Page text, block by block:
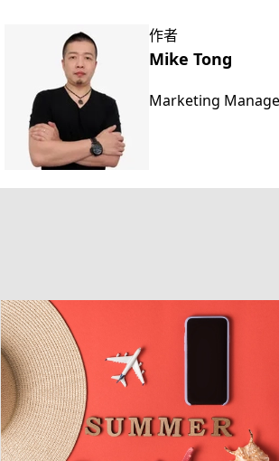
作者
Mike Tong
Marketing